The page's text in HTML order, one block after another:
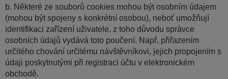
b. Některé ze souborů cookies mohou být osobním údajem
(mohou být spojeny s konkrétní osobou), neboť umožňují
identifikaci zařízení uživatele, z toho důvodu správce
osobních údajů vydává toto poučení. Např. přiřazením
určitého chování určitému návštěvníkovi, jejich propojením s
údaji poskytnutými při registraci účtu v elektronickém
obchodě.